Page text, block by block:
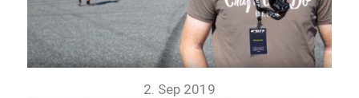
2. Sep 2019